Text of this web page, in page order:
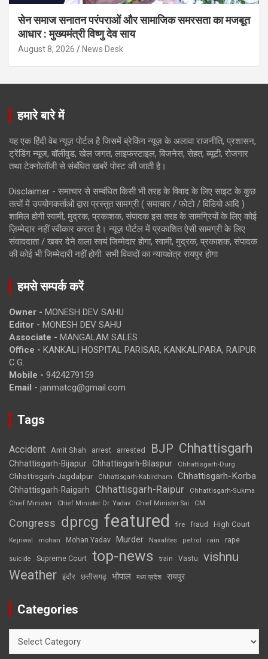
सेन समाज सनातन परंपराओं और सामाजिक समरसता का मजबूत
आधार : मुख्यमंत्री विष्णु देव साय
August 8, 2026 News Desk
हमारे बारे में
यह एक हिंदी वेब न्यूज़ पोर्टल है जिसमें ब्रेकिंग न्यूज़ के अलावा राजनीति, प्रशासन,
ट्रेंडिंग न्यूज, बॉलीवुड, खेल जगत, लाइफस्टाइल, बिजनेस, सेहत, ब्यूटी, रोजगार
तथा टेक्नोलॉजी से संबंधित खबरें पोस्ट की जाती है।
Disclaimer - समाचार से सम्बंधित किसी भी तरह के विवाद के लिए साइट के कुछ
तत्वों में उपयोगकर्ताओं द्वारा प्रस्तुत सामग्री ( समाचार / फोटो / विडियो आदि )
शामिल होगी स्वामी, मुद्रक, प्रकाशक, संपादक इस तरह के सामग्रियों के लिए कोई
ज़िम्मेदार नहीं स्वीकार करता है। न्यूज़ पोर्टल में प्रकाशित ऐसी सामग्री के लिए
संवाददाता / खबर देने वाला स्वयं जिम्मेदार होगा, स्वामी, मुद्रक, प्रकाशक, संपादक
की कोई भी जिम्मेदारी नहीं होगी. सभी विवादों का न्यायक्षेत्र रायपुर होगा
हमसे सम्पर्क करें
Owner - MONESH DEV SAHU
Editor - MONESH DEV SAHU
Associate - MANGALAM SALES
Office - KANKALI HOSPITAL PARISAR, KANKALIPARA, RAIPUR
C.G.
Mobile - 9424279159
Email - janmatcg@gmail.com
Tags
Accident Amit Shah arrest arrested BJP Chhattisgarh
Chhattisgarh-Bijapur Chhattisgarh-Bilaspur Chhattisgarh-Durg
Chhattisgarh-Jagdalpur Chhattisgarh-Kabirdham Chhattisgarh-Korba
Chhattisgarh-Raigarh Chhattisgarh-Raipur
Chhattisgarh-Sukma
Chief Minister
Chief Minister Dr. Yadav Chief Minister Sai CM
Congress dprcg featured fire fraud High Court
Kejriwal mohan Mohan Yadav Murder Naxalites petrol rain rape
suicide Supreme Court top-news train Vastu vishnu
Weather इंदौर छत्तीसगढ़ भोपाल मध्य प्रदेश रायपुर
Categories